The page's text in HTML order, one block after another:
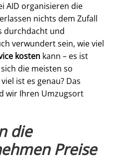
AID organisieren die
nichts dem Zufall
durchdacht und
verwundert sein, wie viel
kosten kann – es ist
die meisten so
ist es genau? Das
wir Ihren Umzugsort
die
Preise